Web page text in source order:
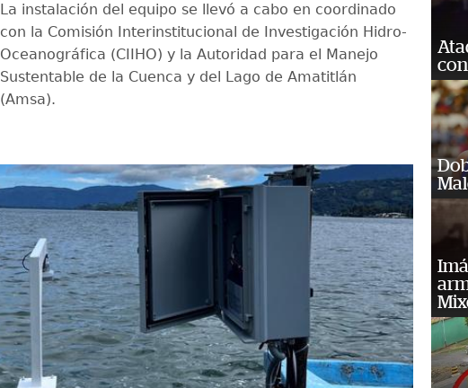
La instalación del equipo se llevó a cabo en coordinado
con la Comisión Interinstitucional de Investigación Hidro-
Oceanográfica (CIIHO) y la Autoridad para el Manejo
Sustentable de la Cuenca y del Lago de Amatitlán
(Amsa).